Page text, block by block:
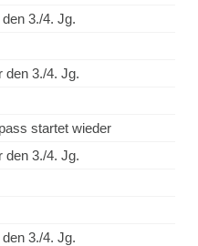
3./4. Jg.
den 3./4. Jg.
startet wieder
den 3./4. Jg.
3./4. Jg.